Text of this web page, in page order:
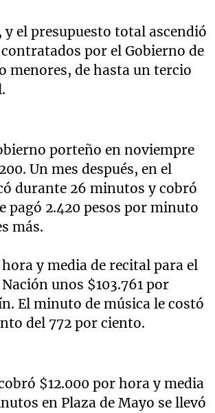
el presupuesto total ascendió
por el Gobierno de
menores, de hasta un tercio
porteño en noviempre
Un mes después, en el
durante 26 minutos y cobró
pagó 2.420 pesos por minuto
más.
y media de recital para el
unos $103.761 por
El minuto de música le costó
del 772 por ciento.
$12.000 por hora y media
en Plaza de Mayo se llevó